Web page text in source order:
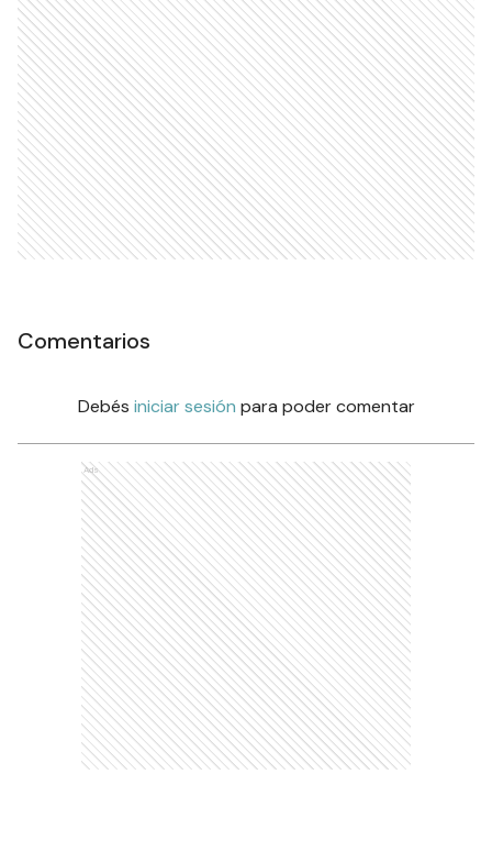
Comentarios
Debés iniciar sesión para poder comentar
Ads